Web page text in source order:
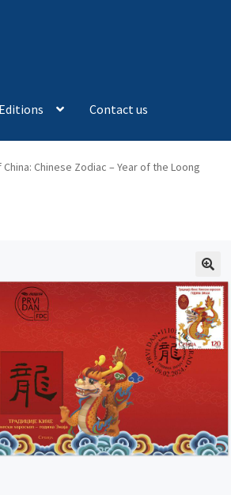
Contact us
China: Chinese Zodiac – Year of the Loong
🔍